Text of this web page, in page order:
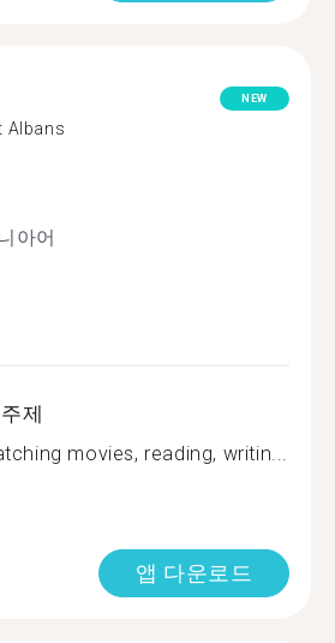
Albans
NEW
아어
제
movies, reading, writin...
앱 다운로드